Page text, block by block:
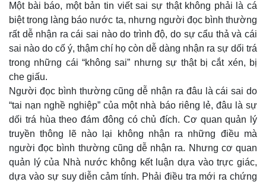
Kinh tế
Bất động sản
Khởi nghiệp
Thị trường
Giá vàng
Tỷ giá
Chứng khoán
Giá cà phê
Một bài báo, một bản tin viết sai sự thật không phải là cá
biệt trong làng báo nước ta, nhưng người đọc bình thường
rất dễ nhận ra cái sai nào do trình độ, do sự cẩu thả và cái
sai nào do cố ý, thậm chí họ còn dễ dàng nhận ra sự dối trá
trong những cái “không sai” nhưng sự thật bị cắt xén, bị
che giấu.
Người đọc bình thường cũng dễ nhận ra đâu là cái sai do
“tai nạn nghề nghiệp” của một nhà báo riêng lẻ, đâu là sự
dối trá hùa theo đám đông có chủ đích. Cơ quan quản lý
truyền thông lẽ nào lại không nhận ra những điều mà
người đọc bình thường cũng dễ nhận ra. Nhưng cơ quan
quản lý của Nhà nước không kết luận dựa vào trực giác,
dựa vào sự suy diễn cảm tính. Phải điều tra mới ra chứng